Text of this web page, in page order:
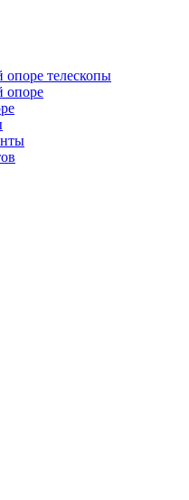
опоре телескопы
опоре